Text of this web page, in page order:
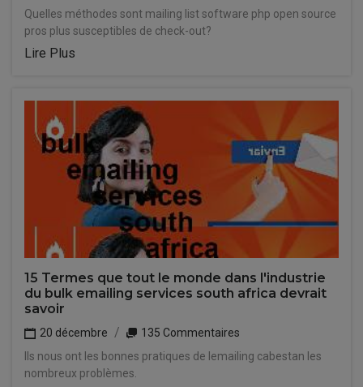
Quelles méthodes sont mailing list software php open source
pros plus susceptibles de check-out?
Lire Plus
15 Termes que tout le monde dans l'industrie
du bulk emailing services south africa devrait
savoir
20 décembre
135 Commentaires
Ils nous ont les bonnes pratiques de lemailing cabestan les
nombreux problèmes.